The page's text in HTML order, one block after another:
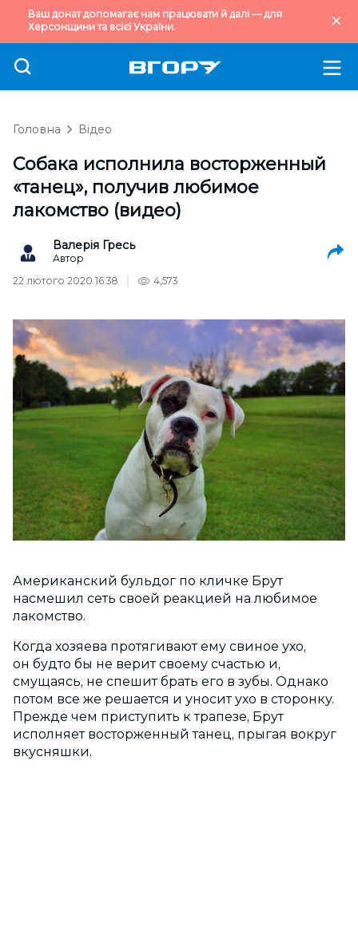
Ваш донат допомагає нам працювати й далі — для
Херсонщини та всієї України.
Головна Відео
Собака исполнила восторженный
«танец», получив любимое
лакомство (видео)
Валерія Гресь
Автор
22 лютого 2020 16:38
4,573
Американский бульдог по кличке Брут
насмешил сеть своей реакцией на любимое
лакомство.
Когда хозяева протягивают ему свиное ухо,
он будто бы не верит своему счастью и,
смущаясь, не спешит брать его в зубы. Однако
потом все же решается и уносит ухо в сторонку.
Прежде чем приступить к трапезе, Брут
исполняет восторженный танец, прыгая вокруг
вкусняшки.